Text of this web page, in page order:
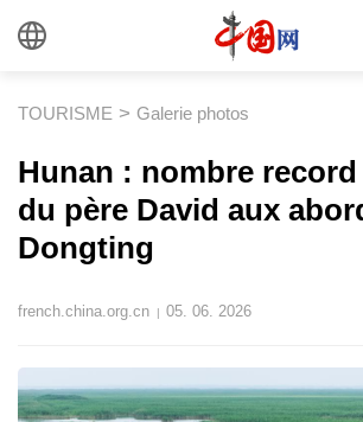
TOURISME > Galerie photos
Hunan : nombre
du père David aux
Dongting
french.china.org.cn | 05. 06. 2026